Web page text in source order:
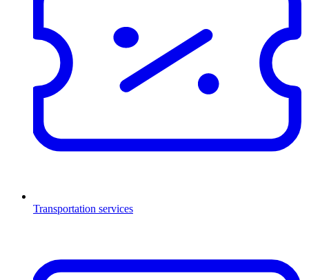
Transportation services